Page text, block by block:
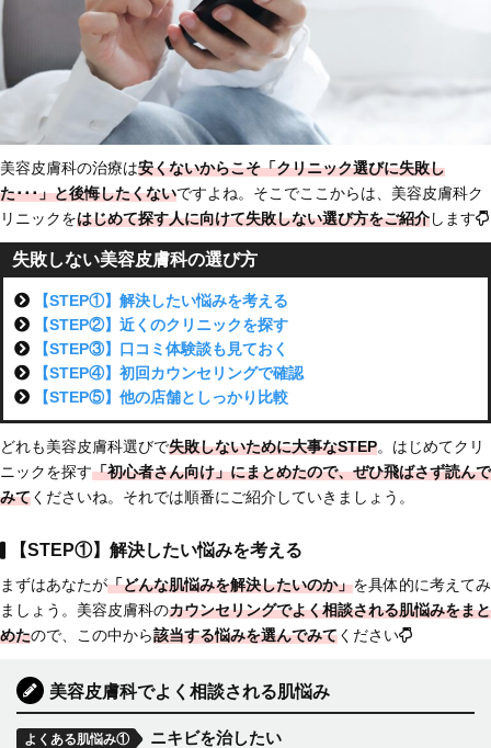
美容皮膚科の治療は安くないからこそ「クリニック選びに失敗し
た･･･」と後悔したくないですよね。そこでここからは、美容皮膚科ク
リニックをはじめて探す人に向けて失敗しない選び方をご紹介します
失敗しない美容皮膚科の選び方
【STEP①】解決したい悩みを考える
【STEP②】近くのクリニックを探す
【STEP③】口コミ体験談も見ておく
【STEP④】初回カウンセリングで確認
【STEP⑤】他の店舗としっかり比較
どれも美容皮膚科選びで失敗しないために大事なSTEP。はじめてクリ
ニックを探す「初心者さん向け」にまとめたので、ぜひ飛ばさず読んで
みてくださいね。それでは順番にご紹介していきましょう。
【STEP①】解決したい悩みを考える
まずはあなたが「どんな肌悩みを解決したいのか」を具体的に考えてみ
ましょう。美容皮膚科のカウンセリングでよく相談される肌悩みをまと
めたので、この中から該当する悩みを選んでみてください
美容皮膚科でよく相談される肌悩み
よくある肌悩み① ニキビを治したい